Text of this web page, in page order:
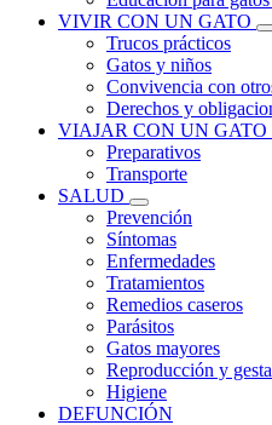
VIVIR CON UN GATO
Trucos prácticos
Gatos y niños
Convivencia con
Derechos y
VIAJAR CON UN GATO
Preparativos
Transporte
SALUD
Prevención
Síntomas
Enfermedades
Tratamientos
Remedios caseros
Parásitos
Gatos mayores
Reproducción y
Higiene
DEFUNCIÓN